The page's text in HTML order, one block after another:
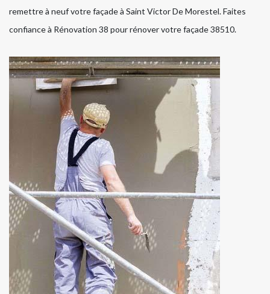
remettre à neuf votre façade à Saint Victor De Morestel. Faites
confiance à Rénovation 38 pour rénover votre façade 38510.